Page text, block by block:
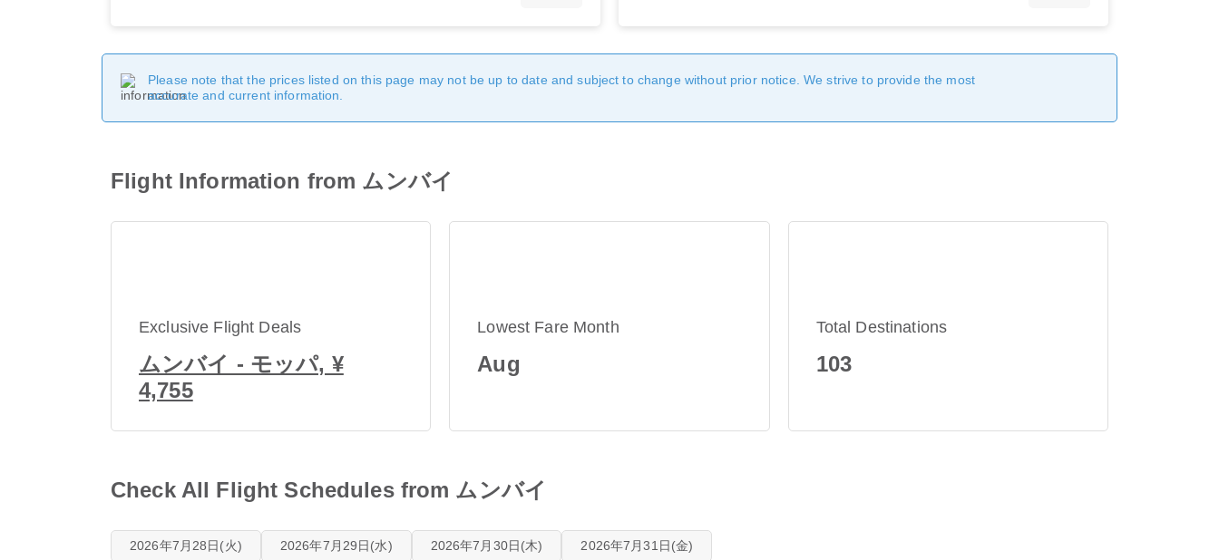
Please note that the prices listed on this page may not be up to date and subject to change without prior notice. We strive to provide the most
accurate and current information.
Flight Information from ムンバイ
Exclusive Flight Deals
ムンバイ - モッパ, ¥
4,755
Lowest Fare Month
Aug
Total Destinations
103
Check All Flight Schedules from ムンバイ
2026年7月28日(火) 2026年7月29日(水) 2026年7月30日(木) 2026年7月31日(金)